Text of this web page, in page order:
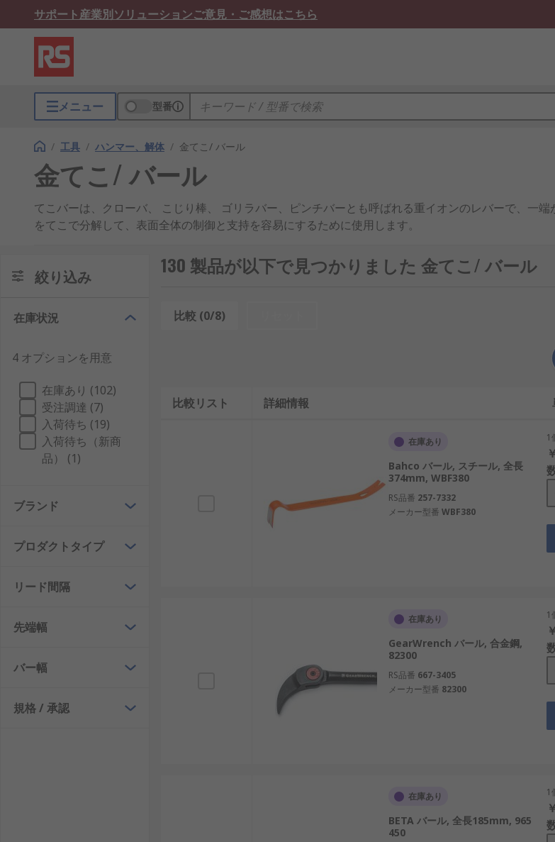
サポート産業別ソリューションご意見・ご感想はこちら
メニュー 型番
/ 工具 / ハンマー、解体 / 金てこ/ バール
金てこ/ バール
てこバーは、クローバ、 こじり棒、 ゴリラバー、ピンチバーとも呼ばれる重イオンのレバーで、一
をてこで分解して、表面全体の制御と支持を容易にするために使用します。
を発揮します。
改修、 パレットの分解、床上げなどのプロジェクトで、以下のような業種で使用できます。
建築
建設
解体
絞り込み
在庫状況
4 オプションを用意
在庫あり (102)
受注調達 (7)
入荷待ち (19)
入荷待ち（新商
品） (1)
ブランド
プロダクトタイプ
リード間隔
先端幅
バー幅
規格 / 承認
130 製品が以下で見つかりました 金てこ/ バール
比較 (0/8)
比較リスト 詳細情報
在庫あり
Bahco バール, スチール, 全長
374mm, WBF380
RS品番 257-7332
メーカー型番 WBF380
1
在庫あり
GearWrench バール, 合金鋼,
82300
RS品番 667-3405
メーカー型番 82300
1
在庫あり
BETA バール, 全長185mm, 965
450
1